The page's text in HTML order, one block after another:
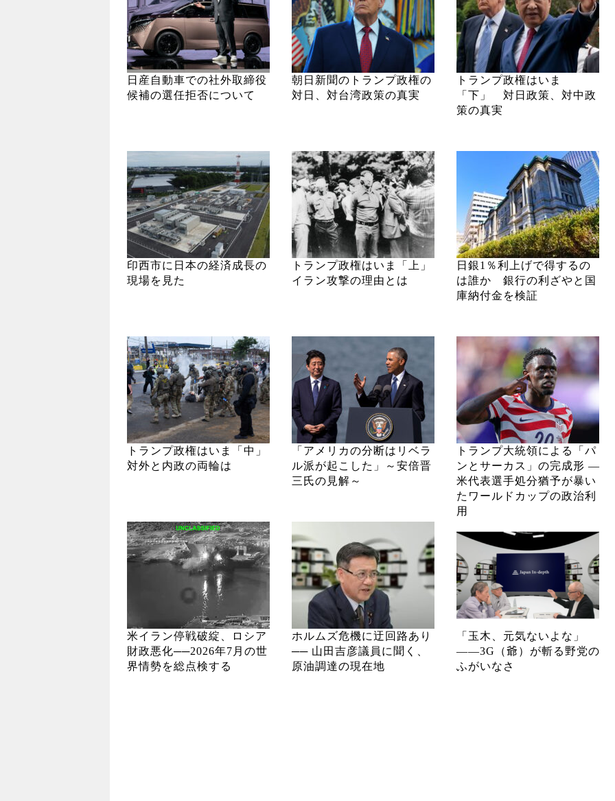
日産自動車での社外取締役
候補の選任拒否について
朝日新聞のトランプ政権の
対日、対台湾政策の真実
トランプ政権はいま
「下」 対日政策、対中政
策の真実
印西市に日本の経済成長の
現場を見た
トランプ政権はいま「上」
イラン攻撃の理由とは
日銀1％利上げで得するの
は誰か 銀行の利ざやと国
庫納付金を検証
トランプ政権はいま「中」
対外と内政の両輪は
「アメリカの分断はリベラ
ル派が起こした」～安倍晋
三氏の見解～
トランプ大統領による「パ
ンとサーカス」の完成形 ―
米代表選手処分猶予が暴い
たワールドカップの政治利
用
米イラン停戦破綻、ロシア
財政悪化──2026年7月の世
界情勢を総点検する
ホルムズ危機に迂回路あり
── 山田吉彦議員に聞く、
原油調達の現在地
「玉木、元気ないよな」
――3G（爺）が斬る野党の
ふがいなさ